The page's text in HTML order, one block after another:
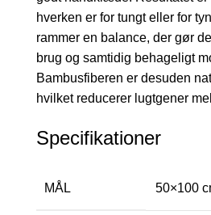
hverken er for tungt eller for
rammer en balance, der gør
brug og samtidig behageligt
Bambusfiberen er desuden
hvilket reducerer lugtgener
Specifikationer
MÅL 50×100